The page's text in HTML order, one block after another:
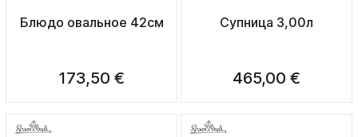
Блюдо овальное 42см
173,50 €
Супница 3,00л
465,00 €